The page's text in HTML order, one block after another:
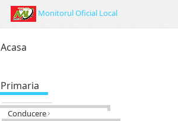
Monitorul Oficial Local
Acasa
Primaria
Conducere